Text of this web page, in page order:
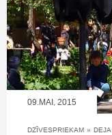
09.MAI, 2015
DZĪVESPRIEKAM » DEJA